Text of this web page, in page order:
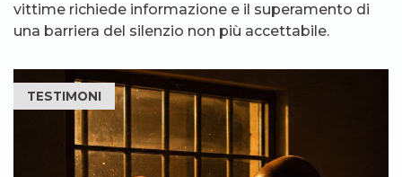
vittime richiede informazione e il superamento di
una barriera del silenzio non più accettabile.
TESTIMONI